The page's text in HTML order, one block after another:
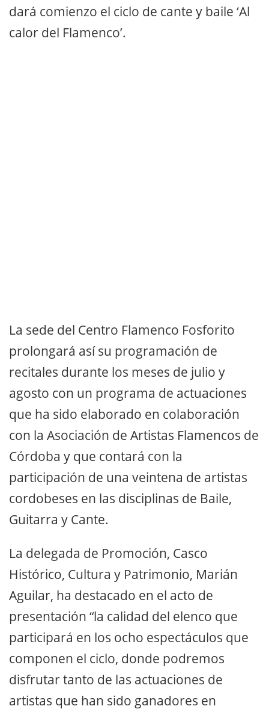
dará comienzo el ciclo de cante y baile ‘Al
calor del Flamenco’.
La sede del Centro Flamenco Fosforito
prolongará así su programación de
recitales durante los meses de julio y
agosto con un programa de actuaciones
que ha sido elaborado en colaboración
con la Asociación de Artistas Flamencos de
Córdoba y que contará con la
participación de una veintena de artistas
cordobeses en las disciplinas de Baile,
Guitarra y Cante.
La delegada de Promoción, Casco
Histórico, Cultura y Patrimonio, Marián
Aguilar, ha destacado en el acto de
presentación “la calidad del elenco que
participará en los ocho espectáculos que
componen el ciclo, donde podremos
disfrutar tanto de las actuaciones de
artistas que han sido ganadores en